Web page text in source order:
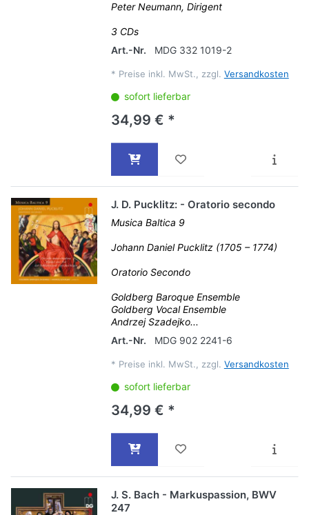
Peter Neumann, Dirigent
3 CDs
Art.-Nr.
MDG 332 1019-2
* Preise inkl. MwSt., zzgl. Versandkosten
sofort lieferbar
34,99 € *
J. D. Pucklitz: - Oratorio secondo
Musica Baltica 9
Johann Daniel Pucklitz (1705 – 1774)
Oratorio Secondo
Goldberg Baroque Ensemble
Goldberg Vocal Ensemble
Andrzej Szadejko...
Art.-Nr.
MDG 902 2241-6
* Preise inkl. MwSt., zzgl. Versandkosten
sofort lieferbar
34,99 € *
J. S. Bach - Markuspassion, BWV
247